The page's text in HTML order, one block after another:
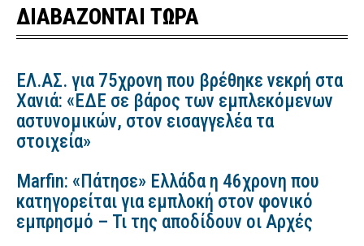
ΔΙΑΒΑΖΟΝΤΑΙ ΤΩΡΑ
ΕΛ.ΑΣ. για 75χρονη που βρέθηκε νεκρή στα
Χανιά: «ΕΔΕ σε βάρος των εμπλεκόμενων
αστυνομικών, στον εισαγγελέα τα
στοιχεία»
Marfin: «Πάτησε» Ελλάδα η 46χρονη που
κατηγορείται για εμπλοκή στον φονικό
εμπρησμό – Τι της αποδίδουν οι Αρχές